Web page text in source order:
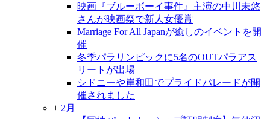
映画『ブルーボーイ事件』主演の中川未悠
さんが映画祭で新人女優賞
Marriage For All Japanが癒しのイベントを開
催
冬季パラリンピックに5名のOUTパラアス
リートが出場
シドニーや岸和田でプライドパレードが開
催されました
+ 2月